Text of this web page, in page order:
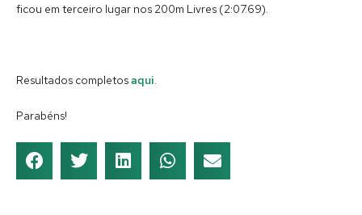
ficou em terceiro lugar nos 200m Livres (2:07.69).
Resultados completosaqui.
Parabéns!